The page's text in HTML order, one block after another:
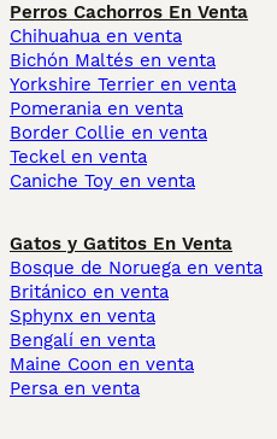
Perros Cachorros En Venta
Chihuahua en venta
Bichón Maltés en venta
Yorkshire Terrier en venta
Pomerania en venta
Border Collie en venta
Teckel en venta
Caniche Toy en venta
Gatos y Gatitos En Venta
Bosque de Noruega en venta
Británico en venta
Sphynx en venta
Bengalí en venta
Maine Coon en venta
Persa en venta